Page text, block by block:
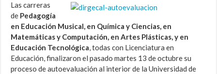
Las carreras
de Pedagogía
en Educación Musical, en Química y Ciencias, en
Matemáticas y Computación, en Artes Plásticas, y en
Educación Tecnológica, todas con Licenciatura en
Educación, finalizaron el pasado martes 13 de octubre su
proceso de autoevaluación al interior de la Universidad de